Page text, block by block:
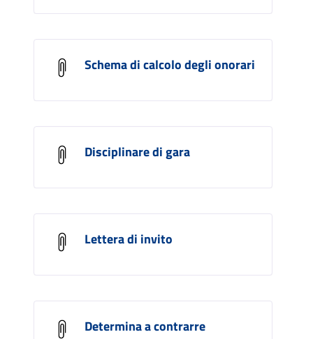
Schema di calcolo degli onorari
Disciplinare di gara
Lettera di invito
Determina a contrarre